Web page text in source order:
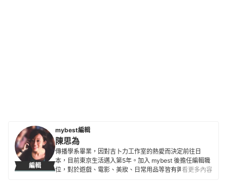
編輯
mybest編輯
陳思為
傳播學系畢業，因對吉卜力工作室的熱愛而決定前往日
本，目前東京生活邁入第5年。加入 mybest 後擔任編輯職
位，對於遊戲、電影、美妝、日常用品等皆有興趣及研究
看更多內容